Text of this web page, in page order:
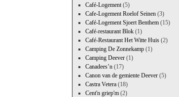
Café-Logement(5)
Cafe-Logement Roelof Seinen(3)
Café-Logement Sjoert Benthem(15)
Café-restaurant Blok(1)
Café-Restaurant Het Witte Huis(2)
Camping De Zonnekamp(1)
Camping Deever(1)
Canadees’n(17)
Canon van de gemiente Deever(5)
Castra Vetera(18)
Cent'n griep'm(2)